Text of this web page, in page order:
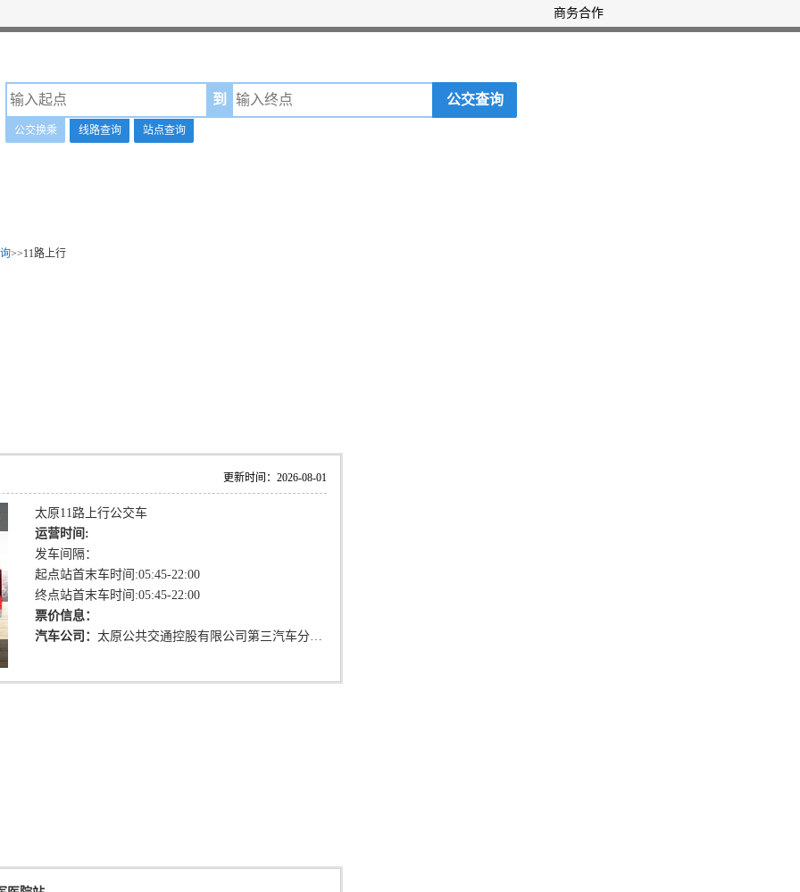
商务合作
到 公交查询
公交换乘 线路查询 站点查询
>>11路上行
更新时间：2026-08-01
太原11路上行公交车
运营时间:
发车间隔：
起点站首末车时间:05:45-22:00
终点站首末车时间:05:45-22:00
票价信息：
汽车公司： 太原公共交通控股有限公司第三汽车分公司